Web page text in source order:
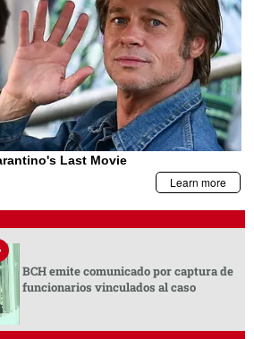
BCH emite comunicado por captura de
funcionarios vinculados al caso